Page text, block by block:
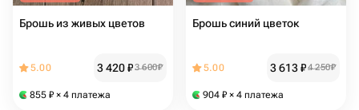
Брошь из живых цветов
5.00 3 420₽3 600₽
855 ₽ × 4 платежа
Брошь синий цветок
5.00 3 613₽4 250₽
904 ₽ × 4 платежа